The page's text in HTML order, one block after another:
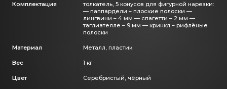
Комплектация
толкатель, 5 конусов для фигурной нарезки:
— паппардели – плоские полоски —
лингвини – 4 мм — спагетти – 2 мм —
таглиателле – 9 мм — кринкл – рифлёные
полоски
Материал Металл, пластик
Вес 1 кг
Цвет Серебристый, чёрный